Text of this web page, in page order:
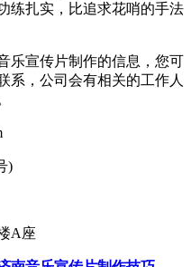
练扎实，比追求花哨的手法
宣传片制作的信息，您可
系，公司会有相关的工作人
)
A座